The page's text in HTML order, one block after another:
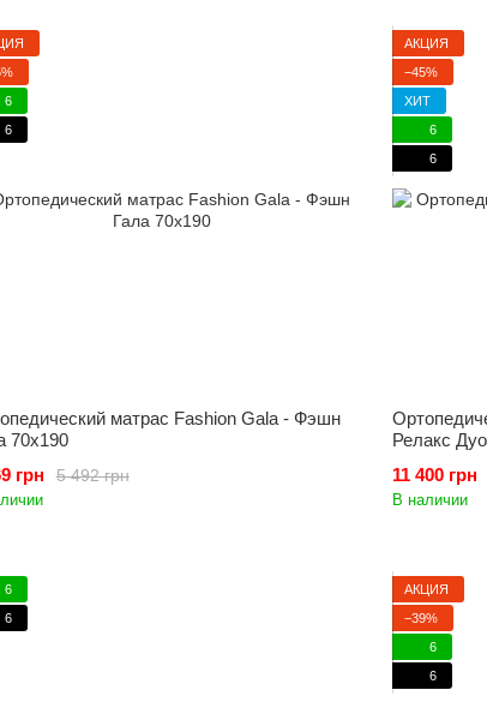
6
6
матрас Fashion Gala - Фэшн
70x190
5 492 грн
грн
АКЦИЯ
−45%
ХИТ
6
6
Релакс
11 400 грн
В наличии
6
6
АКЦИЯ
−39%
6
6